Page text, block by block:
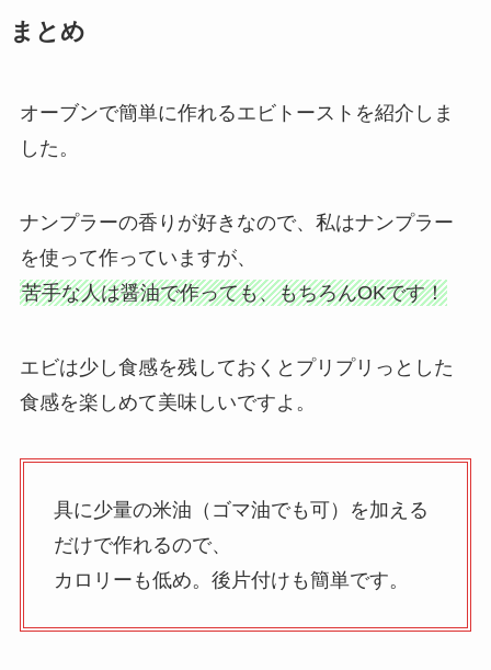
まとめ
オーブンで簡単に作れるエビトーストを紹介しま
した。
ナンプラーの香りが好きなので、私はナンプラー
を使って作っていますが、
苦手な人は醤油で作っても、もちろんOKです！
エビは少し食感を残しておくとプリプリっとした
食感を楽しめて美味しいですよ。
具に少量の米油（ゴマ油でも可）を加える
だけで作れるので、
カロリーも低め。後片付けも簡単です。